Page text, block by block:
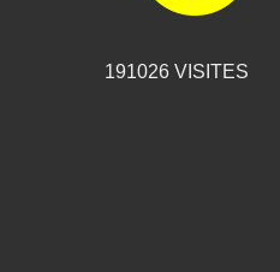
191026 VISITES